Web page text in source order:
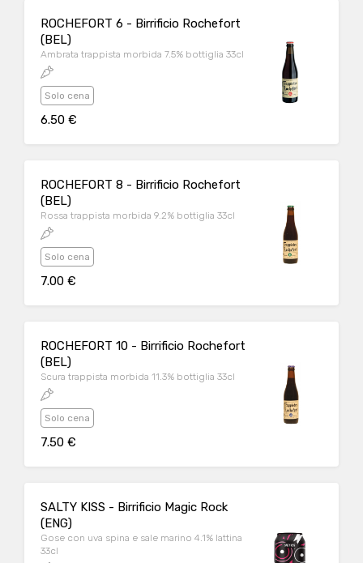
ROCHEFORT 6 - Birrificio Rochefort
(BEL)
Ambrata trappista morbida 7.5% bottiglia 33cl
Solo cena
6.50 €
ROCHEFORT 8 - Birrificio Rochefort
(BEL)
Rossa trappista morbida 9.2% bottiglia 33cl
Solo cena
7.00 €
ROCHEFORT 10 - Birrificio Rochefort
(BEL)
Scura trappista morbida 11.3% bottiglia 33cl
Solo cena
7.50 €
SALTY KISS - Birrificio Magic Rock
(ENG)
Gose con uva spina e sale marino 4.1% lattina
33cl